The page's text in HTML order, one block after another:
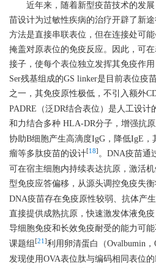
近年来，随着新型疫苗技术的发
苗设计为过敏性疾病的治疗开辟了新
方法是直接串联表位，但在连接处可
掩盖对原表位的免疫反应。因此，可
接子，使每个表位独立发挥其免疫作
Ser残基组成的GS linker是目前表位疫
之一，其免疫原性极低，不引入额外
PADRE（泛DR结合表位）是人工设
和力结合多种 HLA-DR分子，增强抗
协助B细胞产生高滴度IgG，降低IgE
瘤等多肽疫苗的设计[18] 。DNA疫苗通
可在宿主细胞内持续表达抗原，激活
型免疫应答偏移，从源头调控免疫失
DNA疫苗存在免疫原性较弱、抗体产
直接提供成熟抗原，快速激发体液免
导细胞免疫和长效免疫耐受的能力可能
课题组 [21 ]利用卵清蛋白（Ovalbumin
发现使用OVA表位肽与编码相同表位